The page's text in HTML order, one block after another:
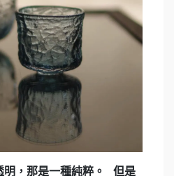
明，那是一種純粹。 但是